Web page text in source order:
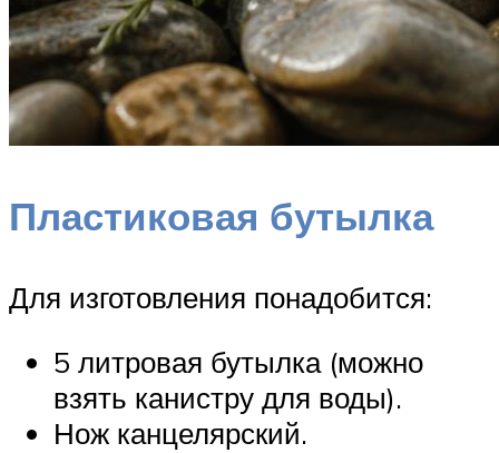
Пластиковая бутылка
Для изготовления понадобится:
5 литровая бутылка (можно
взять канистру для воды).
Нож канцелярский.